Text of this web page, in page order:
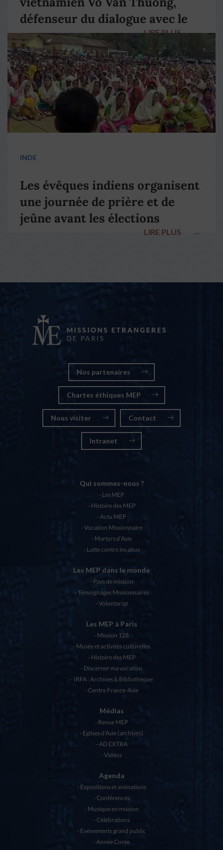
défenseur du dialogue avec le
pape François
LIRE PLUS →
INDE
Les évêques indiens organisent
une journée de prière et de
jeûne avant les élections
LIRE PLUS →
Nos partenaires
Chartes éthiques MEP
Nous visiter Contact
Intranet
Qui sommes-nous ?
Les MEP
Histoire des MEP
Actu MEP
Vocation Missionnaire
Martyrs d’Asie
Lutte contre les abus
Les MEP dans le monde
Pays de mission
Témoignages Missionnaires
Volontariat
Les MEP à Paris
Mission 128
Musée et activités culturelles
Histoire des MEP
Discerner ma vocation
IRFA : Archives & Bibliothèque
Centre France-Asie
Médias
Revue MEP
Eglises d’Asie (archives)
AD EXTRA
Vidéos
Agenda
Expositions et animations
Conférences
Musique en mission
Célébrations
Evénements grand public
Année Corée